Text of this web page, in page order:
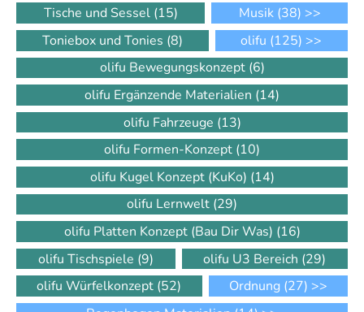
Tische und Sessel (15) Musik (38) >>
Toniebox und Tonies (8) olifu (125) >>
olifu Bewegungskonzept (6)
olifu Ergänzende Materialien (14)
olifu Fahrzeuge (13)
olifu Formen-Konzept (10)
olifu Kugel Konzept (KuKo) (14)
olifu Lernwelt (29)
olifu Platten Konzept (Bau Dir Was) (16)
olifu Tischspiele (9) olifu U3 Bereich (29)
olifu Würfelkonzept (52) Ordnung (27) >>